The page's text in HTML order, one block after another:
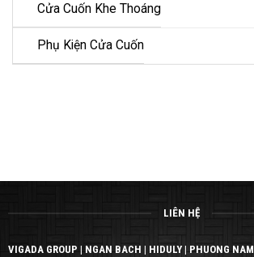
Cửa Cuốn Khe Thoáng
Phụ Kiện Cửa Cuốn
LIÊN HỆ
VIGADA GROUP | NGAN BACH | HIDULY | PHUONG NAM